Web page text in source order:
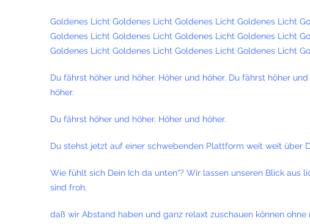
Goldenes Licht Goldenes Licht Goldenes Licht Goldenes Licht
Goldenes Licht Goldenes Licht Goldenes Licht Goldenes Licht
Goldenes Licht Goldenes Licht Goldenes Licht Goldenes Licht
Du fährst höher und höher. Höher und höher. Du fährst höher
höher.
Du fährst höher und höher. Höher und höher.
Du stehst jetzt auf einer schwebenden Plattform weit weit über
Wie fühlt sich Dein Ich da unten“? Wir lassen unseren Blick aus
sind froh,
daß wir Abstand haben und ganz relaxt zuschauen können